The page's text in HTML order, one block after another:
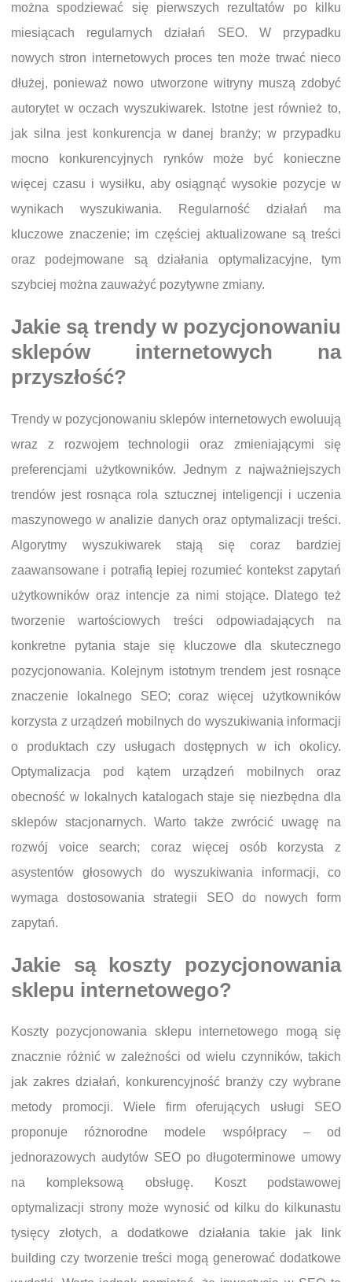
można spodziewać się pierwszych rezultatów po kilku
miesiącach regularnych działań SEO. W przypadku
nowych stron internetowych proces ten może trwać nieco
dłużej, ponieważ nowo utworzone witryny muszą zdobyć
autorytet w oczach wyszukiwarek. Istotne jest również to,
jak silna jest konkurencja w danej branży; w przypadku
mocno konkurencyjnych rynków może być konieczne
więcej czasu i wysiłku, aby osiągnąć wysokie pozycje w
wynikach wyszukiwania. Regularność działań ma
kluczowe znaczenie; im częściej aktualizowane są treści
oraz podejmowane są działania optymalizacyjne, tym
szybciej można zauważyć pozytywne zmiany.
Jakie są trendy w pozycjonowaniu
sklepów internetowych na
przyszłość?
Trendy w pozycjonowaniu sklepów internetowych ewoluują
wraz z rozwojem technologii oraz zmieniającymi się
preferencjami użytkowników. Jednym z najważniejszych
trendów jest rosnąca rola sztucznej inteligencji i uczenia
maszynowego w analizie danych oraz optymalizacji treści.
Algorytmy wyszukiwarek stają się coraz bardziej
zaawansowane i potrafią lepiej rozumieć kontekst zapytań
użytkowników oraz intencje za nimi stojące. Dlatego też
tworzenie wartościowych treści odpowiadających na
konkretne pytania staje się kluczowe dla skutecznego
pozycjonowania. Kolejnym istotnym trendem jest rosnące
znaczenie lokalnego SEO; coraz więcej użytkowników
korzysta z urządzeń mobilnych do wyszukiwania informacji
o produktach czy usługach dostępnych w ich okolicy.
Optymalizacja pod kątem urządzeń mobilnych oraz
obecność w lokalnych katalogach staje się niezbędna dla
sklepów stacjonarnych. Warto także zwrócić uwagę na
rozwój voice search; coraz więcej osób korzysta z
asystentów głosowych do wyszukiwania informacji, co
wymaga dostosowania strategii SEO do nowych form
zapytań.
Jakie są koszty pozycjonowania
sklepu internetowego?
Koszty pozycjonowania sklepu internetowego mogą się
znacznie różnić w zależności od wielu czynników, takich
jak zakres działań, konkurencyjność branży czy wybrane
metody promocji. Wiele firm oferujących usługi SEO
proponuje różnorodne modele współpracy – od
jednorazowych audytów SEO po długoterminowe umowy
na kompleksową obsługę. Koszt podstawowej
optymalizacji strony może wynosić od kilku do kilkunastu
tysięcy złotych, a dodatkowe działania takie jak link
building czy tworzenie treści mogą generować dodatkowe